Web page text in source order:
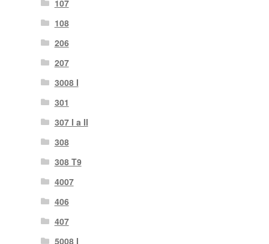
107
108
206
207
3008 I
301
307 I a II
308
308 T9
4007
406
407
5008 I